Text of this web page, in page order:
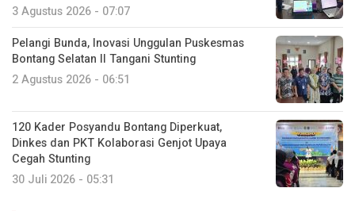
3 Agustus 2026 - 07:07
Pelangi Bunda, Inovasi Unggulan Puskesmas
Bontang Selatan II Tangani Stunting
2 Agustus 2026 - 06:51
120 Kader Posyandu Bontang Diperkuat,
Dinkes dan PKT Kolaborasi Genjot Upaya
Cegah Stunting
30 Juli 2026 - 05:31